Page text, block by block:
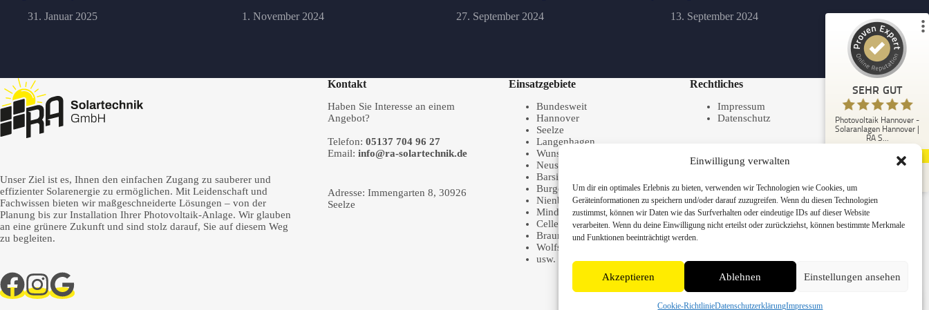
Einwilligung verwalten
Um dir ein optimales Erlebnis zu bieten, verwenden wir Technologien wie Cookies, um
Geräteinformationen zu speichern und/oder darauf zuzugreifen. Wenn du diesen Technologien
zustimmst, können wir Daten wie das Surfverhalten oder eindeutige IDs auf dieser Website
verarbeiten. Wenn du deine Einwilligung nicht erteilst oder zurückziehst, können bestimmte Merkmale
und Funktionen beeinträchtigt werden.
Akzeptieren Ablehnen Einstellungen ansehen
Cookie-RichtlinieDatenschutzerklärungImpressum
31. Januar 2025
1. November 2024
27. September 2024
13. September 2024
Unser Ziel ist es, Ihnen den einfachen Zugang zu sauberer und
effizienter Solarenergie zu ermöglichen. Mit Leidenschaft und
Fachwissen bieten wir maßgeschneiderte Lösungen – von der
Planung bis zur Installation Ihrer Photovoltaik-Anlage. Wir glauben
an eine grünere Zukunft und sind stolz darauf, Sie auf diesem Weg
zu begleiten.
Kontakt
Haben Sie Interesse an einem
Angebot?
Telefon: 05137 704 96 27
Email: info@ra-solartechnik.de
Adresse: Immengarten 8, 30926
Seelze
Einsatzgebiete
Bundesweit
Hannover
Seelze
Langenhagen
Wunstorf
Neustadt a. Rbge.
Barsinghausen
Burgdorf
Nienburg
Minden
Celle
Braunschweig
Wolfsburg
usw.
Rechtliches
Impressum
Datenschutz
SEHR GUT
Photovoltaik Hannover -
Solaranlagen Hannover |
RA S...
Kundenbewertungen
05.08.2026
1
Bewertung auf
ProvenExpert.com
Blick aufs ProvenExpert-Profil werfen
Anonym
5,00
Ich bin rundum zufrieden mit der Team der RA
Solartechnik. Von der ersten Beratung bis zur